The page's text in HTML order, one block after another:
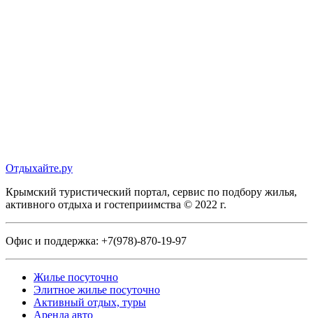
Отдыхайте.ру
Крымский туристический портал, сервис по подбору жилья,
активного отдыха и гостеприимства © 2022 г.
Офис и поддержка: +7(978)-870-19-97
Жилье посуточно
Элитное жилье посуточно
Активный отдых, туры
Аренда авто